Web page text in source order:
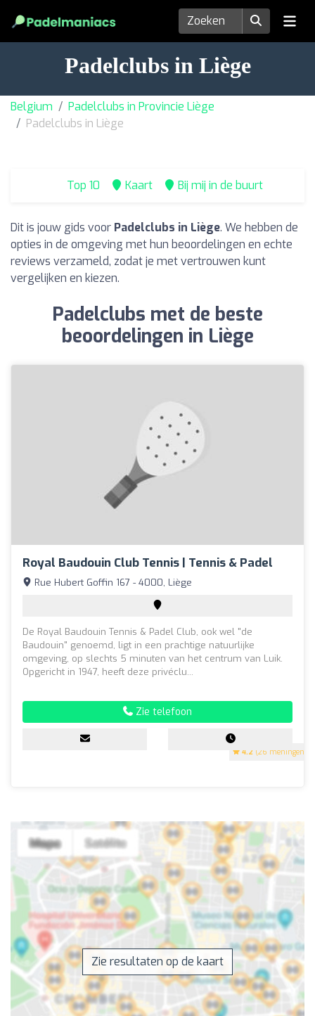
Padelclubs in Liège
Belgium
Padelclubs in Provincie Liège
Padelclubs in Liège
Top 10 Kaart Bij mij in de buurt
Dit is jouw gids voor Padelclubs in Liège. We hebben de
opties in de omgeving met hun beoordelingen en echte
reviews verzameld, zodat je met vertrouwen kunt
vergelijken en kiezen.
Padelclubs met de beste
beoordelingen in Liège
Royal Baudouin Club Tennis | Tennis & Padel
4.2 (26 meningen)
Rue Hubert Goffin 167 - 4000, Liège
De Royal Baudouin Tennis & Padel Club, ook wel "de
Baudouin" genoemd, ligt in een prachtige natuurlijke
omgeving, op slechts 5 minuten van het centrum van Luik.
Opgericht in 1947, heeft deze privéclu...
Zie telefoon
Zie resultaten op de kaart